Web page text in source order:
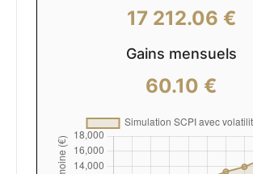
17 212.06 €
Gains mensuels
60.10 €